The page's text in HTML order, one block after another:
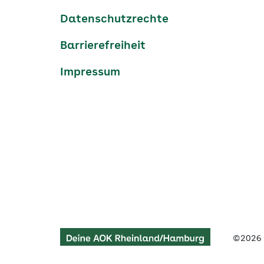
Datenschutzrechte
Barrierefreiheit
Impressum
Link
©2026